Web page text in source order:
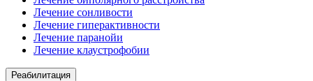
Лечение сонливости
Лечение гиперактивности
Лечение паранойи
Лечение клаустрофобии
Реабилитация